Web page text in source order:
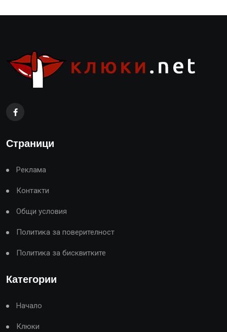
Страници
Реклама
Контакти
Общи условия
Политика за поверителност
Политика за бисквитките
Категории
Начало
Клюки